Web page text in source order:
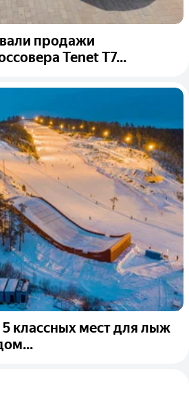
продажи
Tenet T7...
5 классных мест для лыж